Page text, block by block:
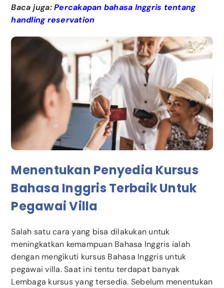
Baca juga:Percakapan bahasa Inggris tentang
handling reservation
Menentukan Penyedia Kursus
Bahasa Inggris Terbaik Untuk
Pegawai Villa
Salah satu cara yang bisa dilakukan untuk
meningkatkan kemampuan Bahasa Inggris ialah
dengan mengikuti kursus Bahasa Inggris untuk
pegawai villa. Saat ini tentu terdapat banyak
Lembaga kursus yang tersedia. Sebelum menentukan